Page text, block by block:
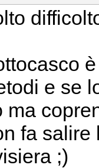
e se
ma
fa
;)